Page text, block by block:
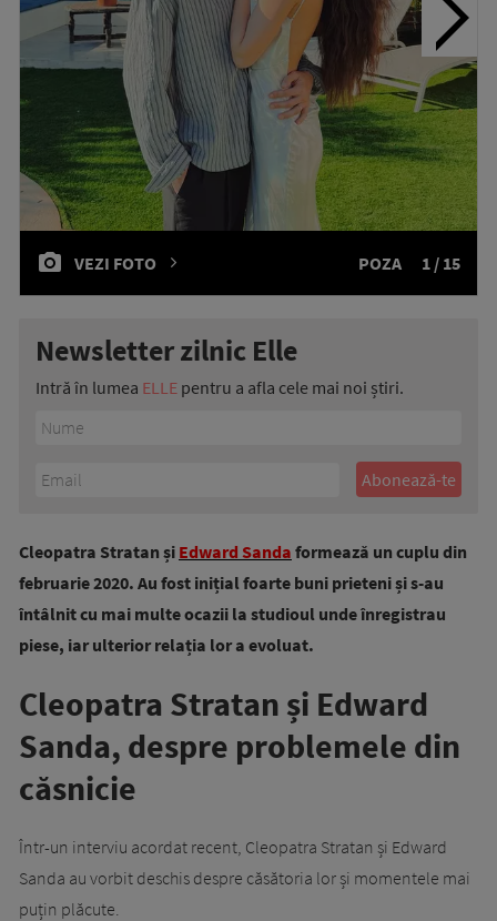
VEZI FOTO POZA 1 / 15
Newsletter zilnic Elle
Intră în lumea ELLE pentru a afla cele mai noi știri.
Cleopatra Stratan și Edward Sanda formează un cuplu din
februarie 2020. Au fost inițial foarte buni prieteni și s-au
întâlnit cu mai multe ocazii la studioul unde înregistrau
piese, iar ulterior relația lor a evoluat.
Cleopatra Stratan și Edward
Sanda, despre problemele din
căsnicie
Într-un interviu acordat recent, Cleopatra Stratan și Edward
Sanda au vorbit deschis despre căsătoria lor și momentele mai
puțin plăcute.